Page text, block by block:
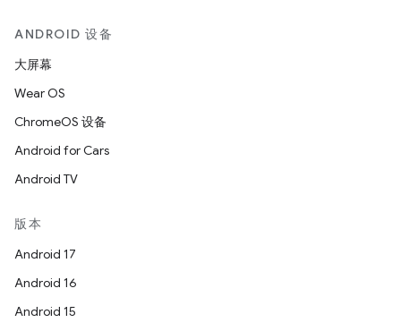
ANDROID 设备
大屏幕
Wear OS
ChromeOS 设备
Android for Cars
Android TV
版本
Android 17
Android 16
Android 15